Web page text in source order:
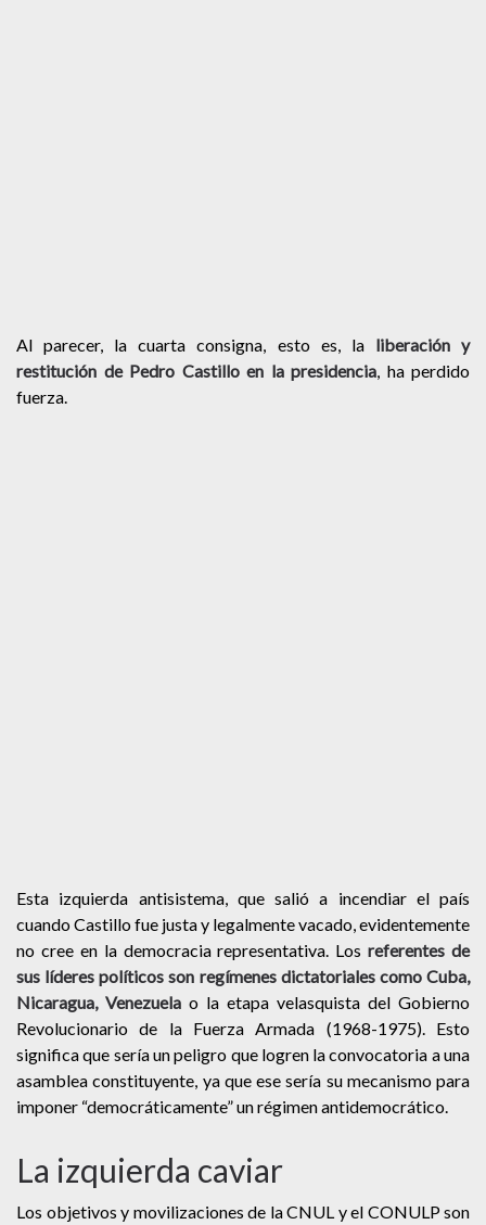
Al parecer, la cuarta consigna, esto es, la liberación y
restitución de Pedro Castillo en la presidencia, ha perdido
fuerza.
Esta izquierda antisistema, que salió a incendiar el país
cuando Castillo fue justa y legalmente vacado, evidentemente
no cree en la democracia representativa. Losreferentes de
sus líderes políticos son regímenes dictatoriales como Cuba,
Nicaragua, Venezuela o la etapa velasquista del Gobierno
Revolucionario de la Fuerza Armada (1968-1975). Esto
significa que sería un peligro que logren la convocatoria a una
asamblea constituyente, ya que ese sería su mecanismo para
imponer “democráticamente” un régimen antidemocrático.
La izquierda caviar
Los objetivos y movilizaciones de la CNUL y el CONULP son